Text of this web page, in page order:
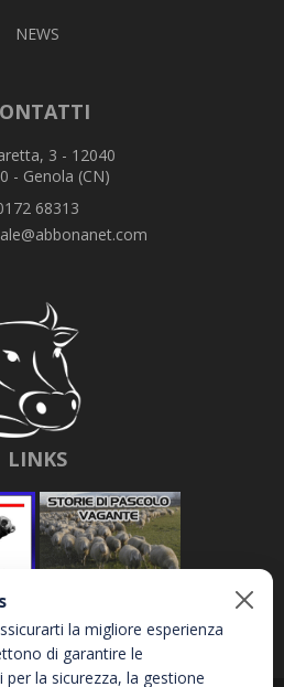
NEWS
3 - 12040
- Genola (CN)
68313
LINKS
la migliore esperienza
di garantire le
la sicurezza, la gestione